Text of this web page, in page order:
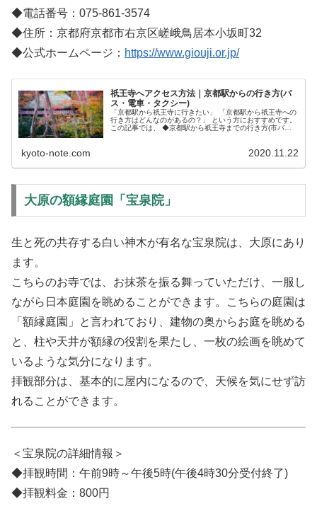
◆電話番号：075-861-3574
◆住所：京都府京都市右京区嵯峨鳥居本小坂町32
◆公式ホームページ： https://www.giouji.or.jp/
祇王寺へアクセス方法｜京都駅からの行き方(バ
ス・電車・タクシー)
「京都駅から祇王寺に行きたい」 「京都駅から祇王寺への
行き方はどんなのがあるの？」 という方におすすめです。
この記事では、 ◆京都駅から祇王寺までの行き方(市バ
kyoto-note.com 2020.11.22
大原の額縁庭園「宝泉院」
生と死の共存する白い神木が有名な宝泉院は、大原にあり
ます。
こちらのお寺では、お抹茶を振る舞っていただけ、一服し
ながら日本庭園を眺めることができます。こちらの庭園は
「額縁庭園」と言われており、建物の奥からお庭を眺める
と、柱や天井が額縁の役割を果たし、一枚の絵画を眺めて
いるような気分になります。
拝観部分は、基本的に屋内になるので、天候を気にせず訪
れることができます。
＜宝泉院の詳細情報＞
◆拝観時間：午前9時～午後5時(午後4時30分受付終了)
◆拝観料金：800円